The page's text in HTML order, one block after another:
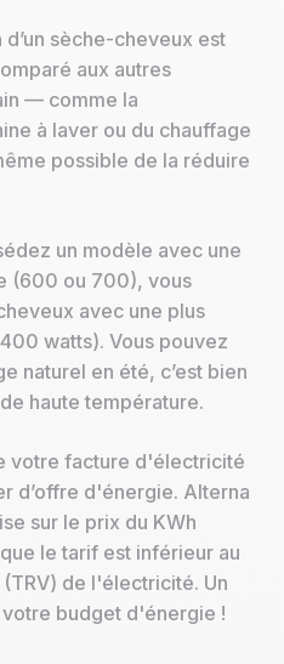
sèche-cheveux est
aux autres
— comme la
à laver ou du chauffage
possible de la réduire
un modèle avec une
(600 ou 700), vous
avec une plus
watts). Vous pouvez
naturel en été, c’est bien
haute température.
votre facture d'électricité
d’offre d'énergie. Alterna
sur le prix du KWh
le tarif est inférieur au
de l'électricité. Un
budget d'énergie !